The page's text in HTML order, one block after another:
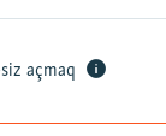
açmaq